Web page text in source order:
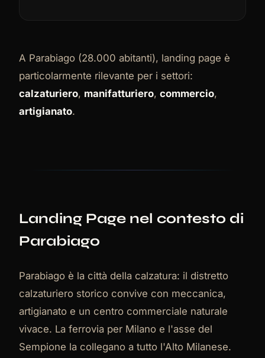
A Parabiago (28.000 abitanti), landing page è
particolarmente rilevante per i settori:
calzaturiero, manifatturiero, commercio,
artigianato.
Landing Page nel contesto di
Parabiago
Parabiago è la città della calzatura: il distretto
calzaturiero storico convive con meccanica,
artigianato e un centro commerciale naturale
vivace. La ferrovia per Milano e l'asse del
Sempione la collegano a tutto l'Alto Milanese.